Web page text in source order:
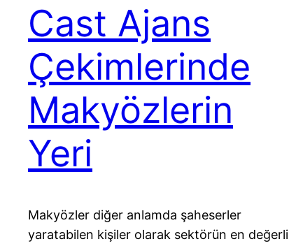
Cast Ajans
Çekimlerinde
Makyözlerin
Yeri
Makyözler diğer anlamda şaheserler
yaratabilen kişiler olarak sektörün en değerli